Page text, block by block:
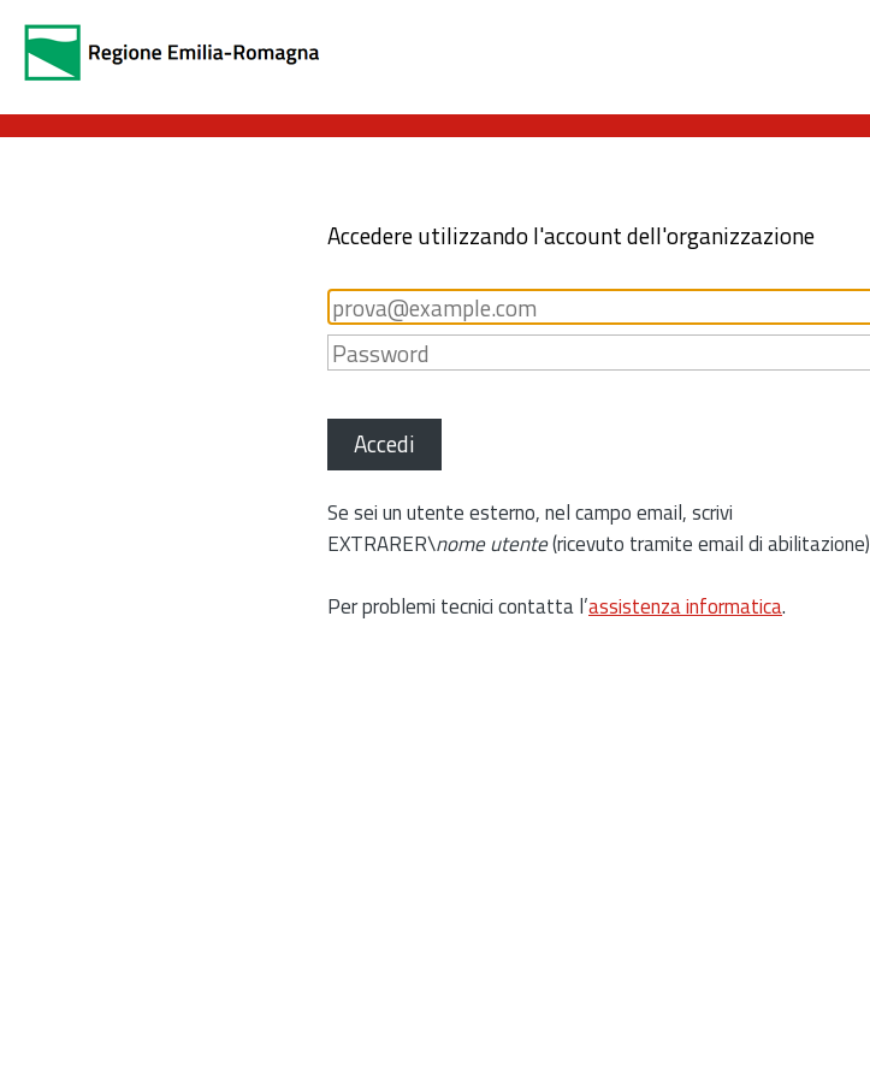
Accedere utilizzando l'account dell'organizzazione
Accedi
Se sei un utente esterno, nel campo email, scrivi
EXTRARER\nome utente(ricevuto tramite email di abilitazione)
Per problemi tecnici contatta l’assistenza informatica.